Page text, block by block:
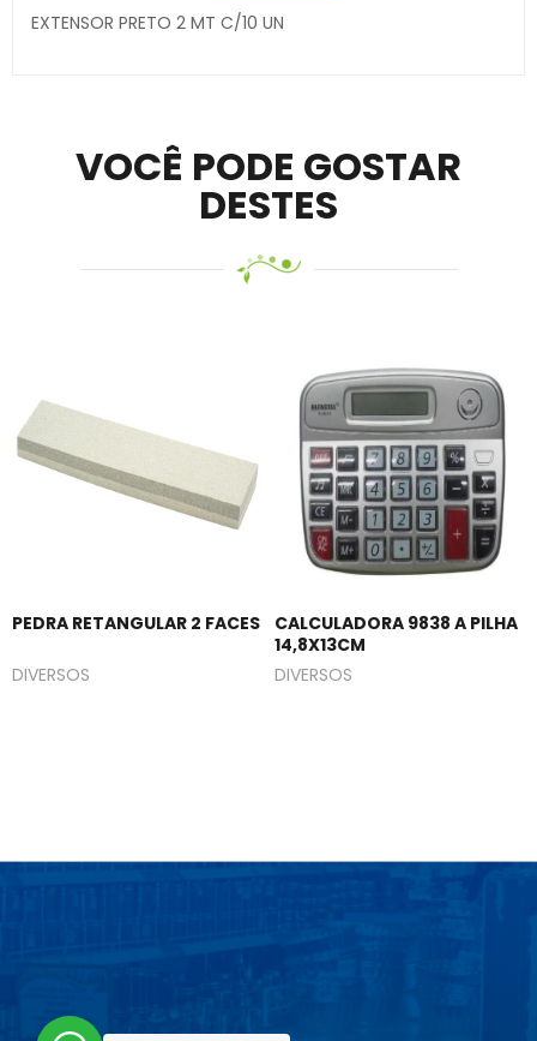
EXTENSOR PRETO 2 MT C/10 UN
VOCÊ PODE GOSTAR
DESTES
PEDRA RETANGULAR 2 FACES
DIVERSOS
CALCULADORA 9838 A PILHA
14,8X13CM
DIVERSOS